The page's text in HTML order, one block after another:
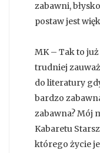
zabawni,
postaw jest
MK – Tak to
trudniej
do literatury
bardzo
zabawna? Mój
Kabaretu
którego życie